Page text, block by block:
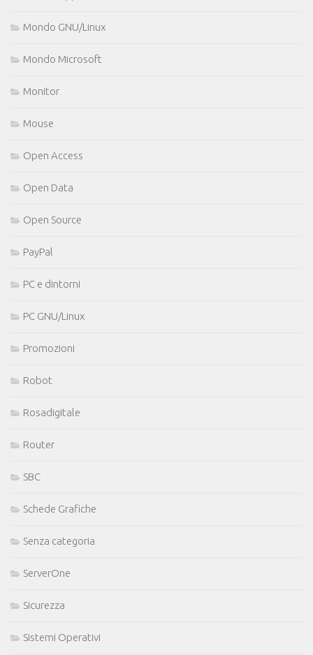
Mondo GNU/Linux
Mondo Microsoft
Monitor
Mouse
Open Access
Open Data
Open Source
PayPal
PC e dintorni
PC GNU/Linux
Promozioni
Robot
Rosadigitale
Router
SBC
Schede Grafiche
Senza categoria
ServerOne
Sicurezza
Sistemi Operativi